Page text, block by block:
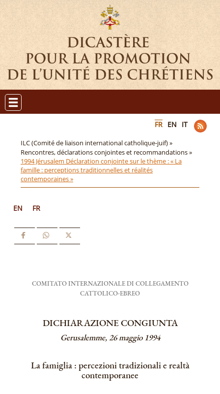
FR EN IT
ILC (Comité de liaison international catholique-juif) »
Rencontres, déclarations conjointes et recommandations »
1994 Jérusalem Déclaration conjointe sur le thème : « La
famille : perceptions traditionnelles et réalités
contemporaines »
EN FR
COMITATO INTERNAZIONALE DI COLLEGAMENTO
CATTOLICO-EBREO
DICHIARAZIONE CONGIUNTA
Gerusalemme, 26 maggio 1994
La famiglia : percezioni tradizionali e realtà
contemporanee